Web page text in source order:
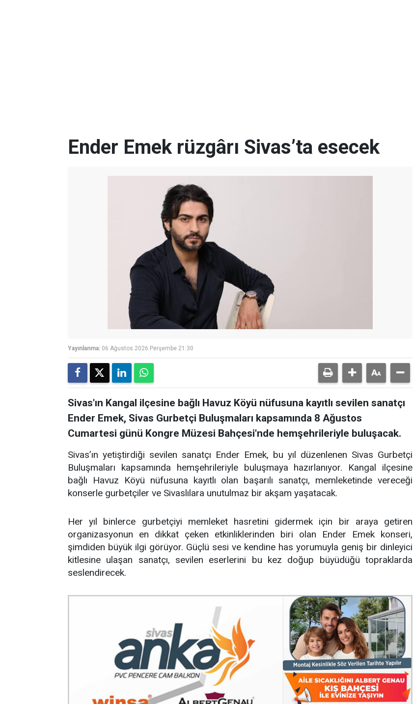
Ender Emek rüzgârı Sivas’ta esecek
Yayınlanma: 06 Ağustos 2026 Perşembe 21:30
Sivas'ın Kangal ilçesine bağlı Havuz Köyü nüfusuna kayıtlı sevilen sanatçı
Ender Emek, Sivas Gurbetçi Buluşmaları kapsamında 8 Ağustos
Cumartesi günü Kongre Müzesi Bahçesi'nde hemşehrileriyle buluşacak.
Sivas’ın yetiştirdiği sevilen sanatçı Ender Emek, bu yıl düzenlenen Sivas Gurbetçi
Buluşmaları kapsamında hemşehrileriyle buluşmaya hazırlanıyor. Kangal ilçesine
bağlı Havuz Köyü nüfusuna kayıtlı olan başarılı sanatçı, memleketinde vereceği
konserle gurbetçiler ve Sivaslılara unutulmaz bir akşam yaşatacak.
Her yıl binlerce gurbetçiyi memleket hasretini gidermek için bir araya getiren
organizasyonun en dikkat çeken etkinliklerinden biri olan Ender Emek konseri,
şimdiden büyük ilgi görüyor. Güçlü sesi ve kendine has yorumuyla geniş bir dinleyici
kitlesine ulaşan sanatçı, sevilen eserlerini bu kez doğup büyüdüğü topraklarda
seslendirecek.